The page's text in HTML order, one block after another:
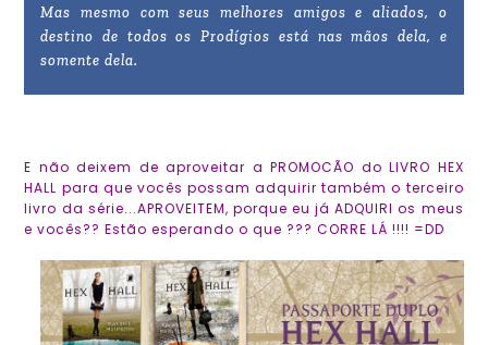
Mas mesmo com seus melhores amigos e aliados, o
destino de todos os Prodígios está nas mãos dela, e
somente dela.
E não deixem de aproveitar a PROMOCÃO do LIVRO HEX
HALL para que vocês possam adquirir também o terceiro
livro da série...APROVEITEM, porque eu já ADQUIRI os meus
e vocês?? Estão esperando o que ??? CORRE LÁ !!!! =DD